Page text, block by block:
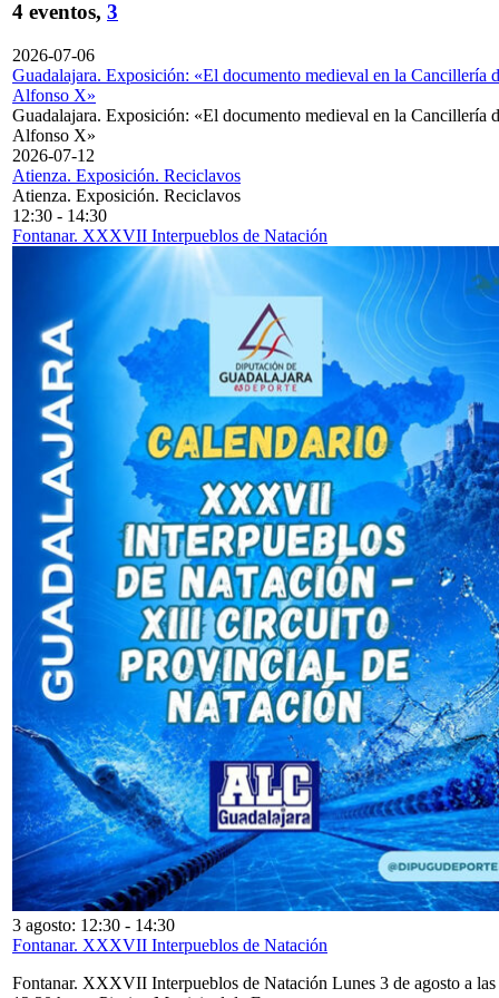
4 eventos, 3
2026-07-06
Guadalajara. Exposición: «El documento medieval en la Cancillería
Alfonso X»
Guadalajara. Exposición: «El documento medieval en la Cancillería
Alfonso X»
2026-07-12
Atienza. Exposición. Reciclavos
Atienza. Exposición. Reciclavos
12:30 - 14:30
Fontanar. XXXVII Interpueblos de Natación
3 agosto: 12:30 - 14:30
Fontanar. XXXVII Interpueblos de Natación
Fontanar. XXXVII Interpueblos de Natación Lunes 3 de agosto a las